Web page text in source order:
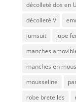
décolleté dos en U
décolleté V
jumsuit
jupe
manches
manches en
mousseline
robe bretelles